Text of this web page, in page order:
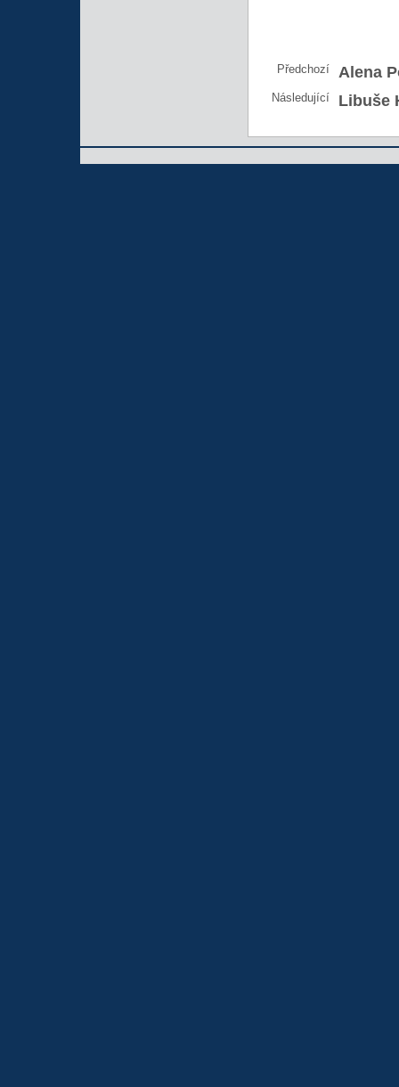
Předchozí Alena
Následující Libuše